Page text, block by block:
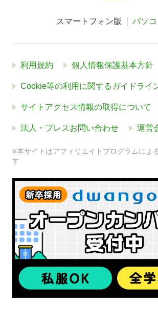
スマートフォン版 パソコ
利用規約 個人情報保護基本方針
Cookie等の利用に関するガイドライ
サイトアクセス情報の取得について
法人・プレスお問い合わせ 運営
※本サイトはアフィリエイトプログラムによ
す